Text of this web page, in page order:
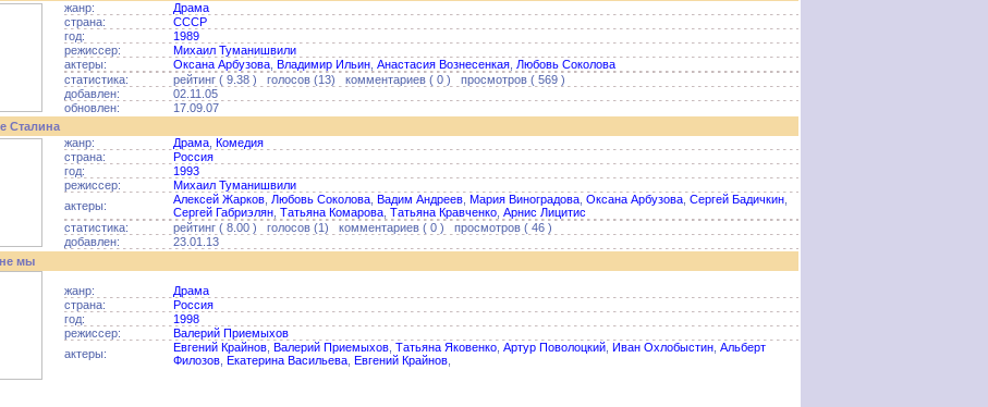
жанр:
Драма
страна:
СССР
год:
1989
режиссер:
Михаил Туманишвили
актеры:
Оксана Арбузова Владимир Ильин Анастасия Вознесенкая Любовь Соколова
статистика:
рейтинг ( 9.38 ) голосов (13) комментариев ( 0 ) просмотров ( 569 )
добавлен:
02.11.05
обновлен:
17.09.07
Сталина
жанр: Драма Комедия
страна:
Россия
год:
1993
режиссер:
Михаил Туманишвили
актеры:
Алексей Жарков Любовь Соколова Вадим Андреев Мария Виноградова Оксана Арбузова Сергей Бадичкин
Сергей Габриэлян Татьяна Комарова Татьяна Кравченко Арнис Лицитис
статистика:
рейтинг ( 8.00 ) голосов (1) комментариев ( 0 ) просмотров ( 46 )
добавлен:
23.01.13
мы
жанр:
Драма
страна:
Россия
год:
1998
режиссер:
Валерий Приемыхов
актеры:
Евгений Крайнов Валерий Приемыхов Татьяна Яковенко Артур Поволоцкий Иван Охлобыстин Альберт
Филозов Екатерина Васильева Евгений Крайнов